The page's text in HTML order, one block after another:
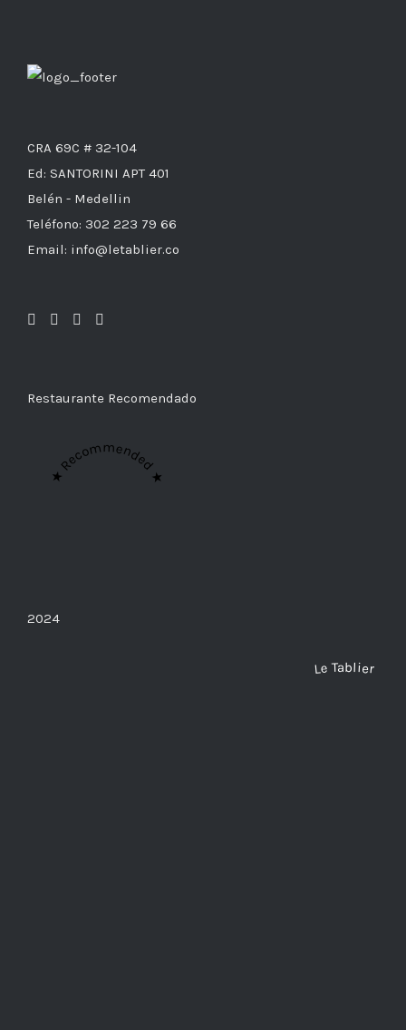
CRA 69C # 32-104
Ed: SANTORINI APT 401
Belén - Medellin
Teléfono: 302 223 79 66
Email: info@letablier.co
Restaurante Recomendado
★ Recommended ★
2024
Le Tablier